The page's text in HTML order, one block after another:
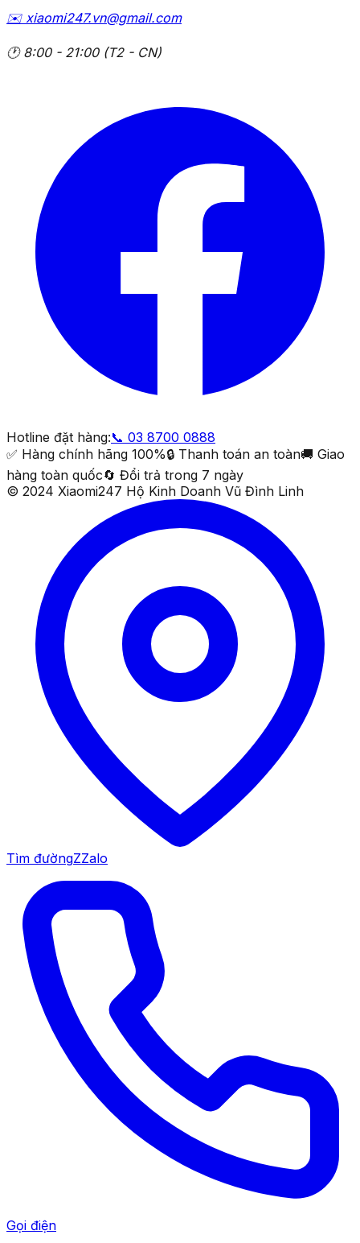
✉️ xiaomi247.vn@gmail.com
🕐 8:00 - 21:00 (T2 - CN)
Hotline đặt hàng:📞 03 8700 0888
✅ Hàng chính hãng 100%🔒 Thanh toán an toàn🚚 Giao
hàng toàn quốc🔄 Đổi trả trong 7 ngày
© 2024 Xiaomi247 Hộ Kinh Doanh Vũ Đình Linh
Tìm đườngZZalo
Gọi điện